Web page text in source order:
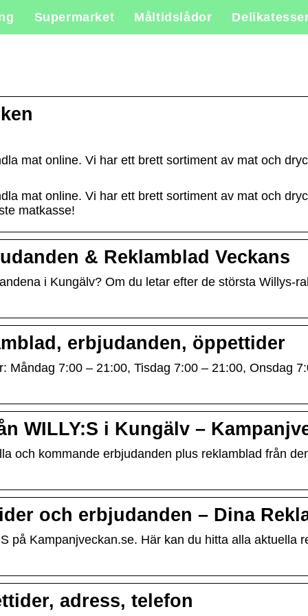
Supermarket Måltidslådor
mat online. Vi har ett brett sortiment av mat och
mat online. Vi har ett brett sortiment av mat och
matkasse!
& Reklamblad Veckans
i Kungälv? Om du letar efter de största Willys-
erbjudanden, öppettider
Måndag 7:00 – 21:00, Tisdag 7:00 – 21:00, Onsdag
WILLY:S i Kungälv –
och kommande erbjudanden plus reklamblad från
och erbjudanden – Dina
på Kampanjveckan.se. Här kan du hitta alla aktuella
adress, telefon